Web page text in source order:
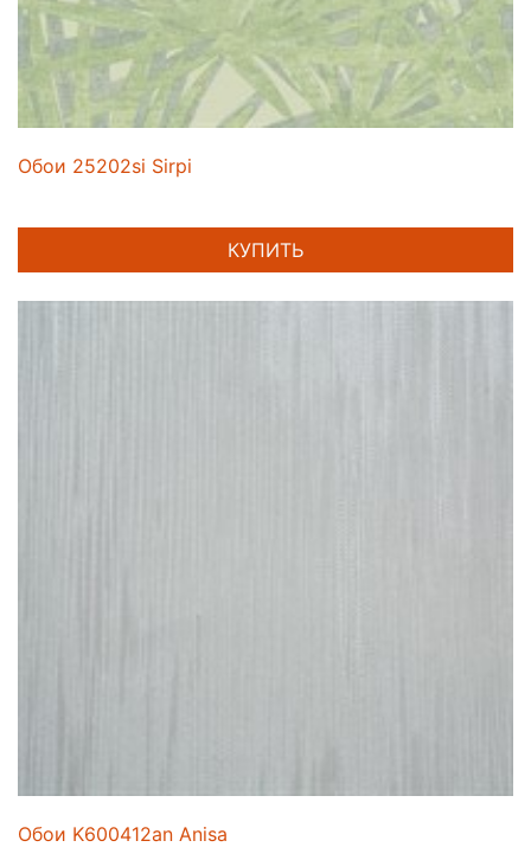
Обои 25202si Sirpi
КУПИТЬ
Обои K600412an Anisa